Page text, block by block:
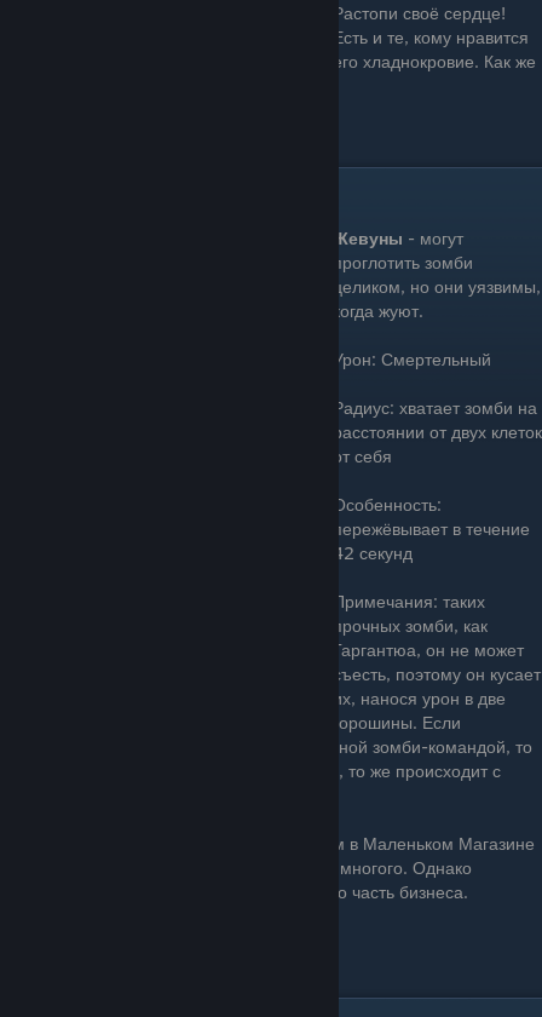
Растопи своё сердце!
Есть и те, кому нравится
его хладнокровие. Как же
Жевуны - могут
проглотить зомби
целиком, но они уязвимы,
когда жуют.
Урон: Смертельный
Радиус: хватает зомби на
расстоянии от двух клеток
от себя
Особенность:
пережёвывает в течение
42 секунд
Примечания: таких
прочных зомби, как
Гаргантюа, он не может
съесть, поэтому он кусает
их, нанося урон в две
горошины. Если
Зубастика посадить прямо перед Бобслейной зомби-командой, то
он съест сани и всех четырех зомби в нём, то же происходит с
Жевуну почти удалось устроится трюкачом в Маленьком Магазине
Ужасов, но его агент затребовал слишком многого. Однако
Зубастик не обижается. Он говорит, что это часть бизнеса.